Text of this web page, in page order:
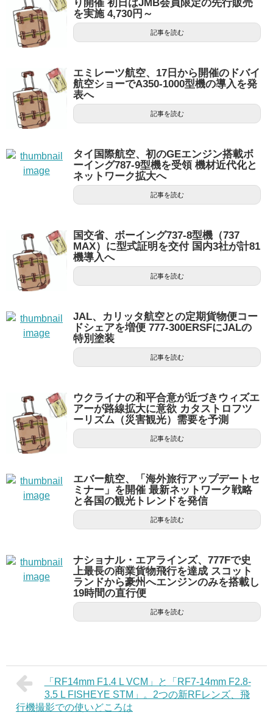
り開催 初日はJMB会員限定の先行販売
を実施 4,730円～
記事を読む
エミレーツ航空、17日から開催のドバイ
航空ショーでA350-1000型機の導入を発
表へ
記事を読む
タイ国際航空、初のGEエンジン搭載ボ
ーイング787-9型機を受領 機材近代化と
ネットワーク拡大へ
記事を読む
国交省、ボーイング737-8型機（737
MAX）に型式証明を交付 国内3社が計81
機導入へ
記事を読む
JAL、カリッタ航空との定期貨物便コー
ドシェアを増便 777-300ERSFにJALの
特別塗装
記事を読む
ウクライナの和平合意が近づきウィズエ
アーが路線拡大に意欲 カタストロフツ
ーリズム（災害観光）需要を予測
記事を読む
エバー航空、「海外旅行アップデートセ
ミナー」を開催 最新ネットワーク戦略
と各国の観光トレンドを発信
記事を読む
ナショナル・エアラインズ、777Fで史
上最長の商業貨物飛行を達成 スコット
ランドから豪州へエンジンのみを搭載し
19時間の直行便
記事を読む
「RF14mm F1.4 L VCM」と「RF7-14mm F2.8-
3.5 L FISHEYE STM」。2つの新RFレンズ、飛
行機撮影での使いどころは